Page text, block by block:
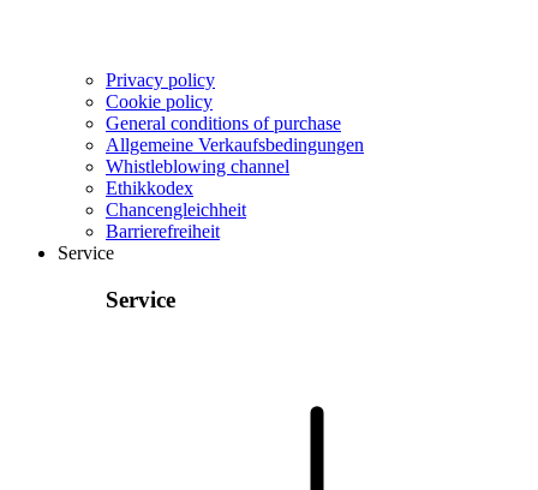
Privacy policy
Cookie policy
General conditions of purchase
Allgemeine Verkaufsbedingungen
Whistleblowing channel
Ethikkodex
Chancengleichheit
Barrierefreiheit
Service
Service